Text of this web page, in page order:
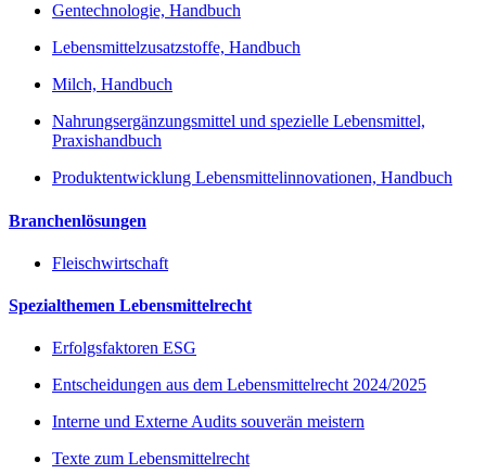
Gentechnologie, Handbuch
Lebensmittelzusatzstoffe, Handbuch
Milch, Handbuch
Nahrungsergänzungsmittel und spezielle Lebensmittel,
Praxishandbuch
Produktentwicklung Lebensmittelinnovationen, Handbuch
Branchenlösungen
Fleischwirtschaft
Spezialthemen Lebensmittelrecht
Erfolgsfaktoren ESG
Entscheidungen aus dem Lebensmittelrecht 2024/2025
Interne und Externe Audits souverän meistern
Texte zum Lebensmittelrecht